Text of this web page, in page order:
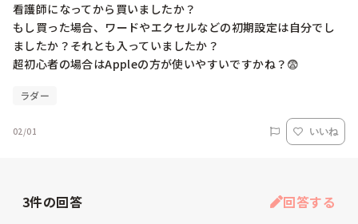
看護師になってから買いましたか？
もし買った場合、ワードやエクセルなどの初期設定は自分でし
ましたか？それとも入っていましたか？
超初心者の場合はAppleの方が使いやすいですかね？😨
ラダー
02/01 いいね
3件の回答 回答する